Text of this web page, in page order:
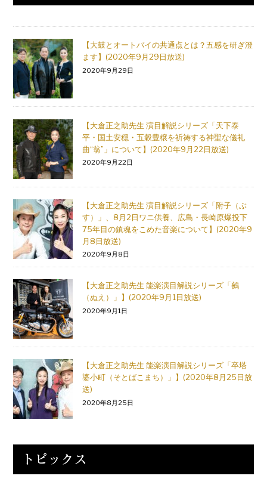
【大鼓とオートバイの共通点とは？五感を研ぎ澄
ます】(2020年9月29日放送)
2020年9月29日
【大倉正之助先生 演目解説シリーズ「天下泰
平・国土安穏・五穀豊穣を祈祷する神聖な儀礼
曲“翁”」について】(2020年9月22日放送)
2020年9月22日
【大倉正之助先生 演目解説シリーズ「附子（ぶ
す）」、8月2日ワニ供養、広島・長崎原爆投下
75年目の鎮魂をこめた音楽について】(2020年9
月8日放送)
2020年9月8日
【大倉正之助先生 能楽演目解説シリーズ「鵺
（ぬえ）」】(2020年9月1日放送)
2020年9月1日
【大倉正之助先生 能楽演目解説シリーズ「卒塔
婆小町（そとばこまち）」】(2020年8月25日放
送)
2020年8月25日